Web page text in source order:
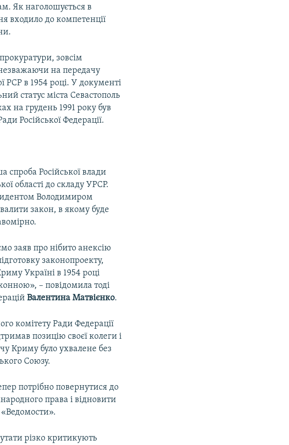
Як наголошується в
входило до компетенції
зовсім
на передачу
РСР в 1954 році. У документі
статус міста Севастополь
на грудень 1991 року був
Російської Федерації.
спроба Російської влади
області до складу УРСР.
Володимиром
закон, в якому буде
заяв про нібито анексію
законопроекту,
Україні в 1954 році
– повідомила тоді
Валентина Матвієнко.
комітету Ради Федерації
позицію своєї колеги і
Криму було ухвалене без
Союзу.
потрібно повернутися до
права і відновити
різко критикують